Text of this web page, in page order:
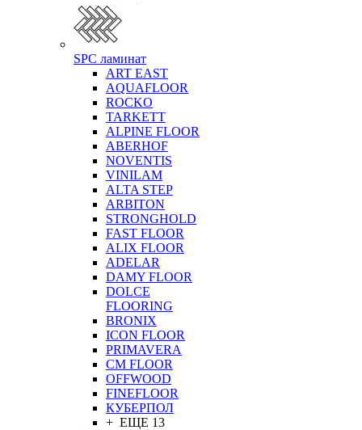
SPC ламинат
ART EAST
AQUAFLOOR
ROCKO
TARKETT
ALPINE FLOOR
ABERHOF
NOVENTIS
VINILAM
ALTA STEP
ARBITON
STRONGHOLD
FAST FLOOR
ALIX FLOOR
ADELAR
DAMY FLOOR
DOLCE
FLOORING
BRONIX
ICON FLOOR
PRIMAVERA
CM FLOOR
OFFWOOD
FINEFLOOR
КУБЕРПОЛ
+ ЕЩЕ 13